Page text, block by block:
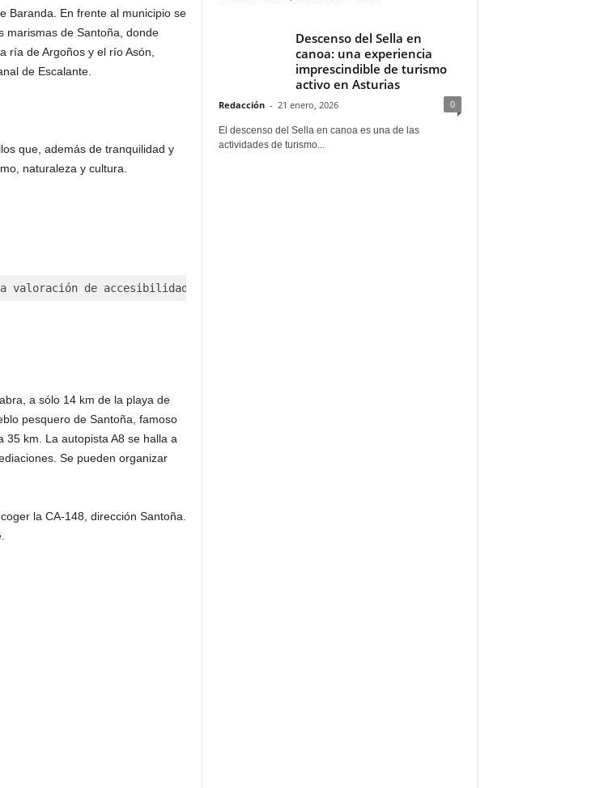
Baranda. En frente al municipio se
marismas de Santoña, donde
ría de Argoños y el río Asón,
de Escalante.
que, además de tranquilidad y
naturaleza y cultura.
valoración de accesibilidad incluida por el propietario. Accesible / Practicable /
a sólo 14 km de la playa de
pesquero de Santoña, famoso
km. La autopista A8 se halla a
Se pueden organizar
la CA-148, dirección Santoña.
Descenso del Sella en
canoa: una experiencia
imprescindible de turismo
activo en Asturias
Redacción - 21 enero, 2026 0
El descenso del Sella en canoa es una de las
actividades de turismo...